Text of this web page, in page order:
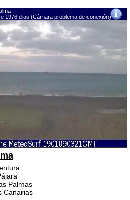
1976 dias (Cámara problema de conexión)
Palmas
Canarias